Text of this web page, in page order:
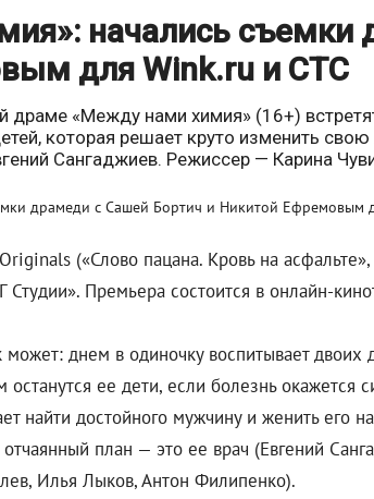
начались съемки
для Wink.ru и СТС
драме «Между нами химия» (16+)
которая решает круто изменить
Сангаджиев. Режиссер — Карина
(«‎Слово пацана. Кровь на
Премьера состоится в онлайн-
может: днем в одиночку воспитывает
останутся ее дети, если болезнь
найти достойного мужчину и женить его
отчаянный план — это ее врач (Евгений
Илья Лыков, Антон Филипенко).